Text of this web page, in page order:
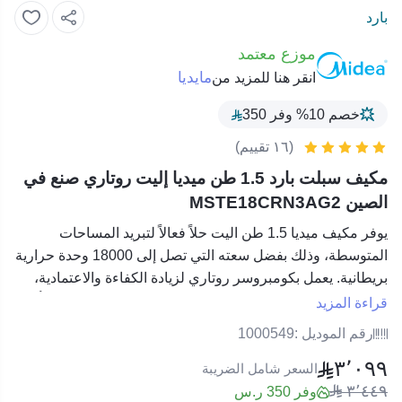
بارد
موزع معتمد
انقر هنا للمزيد منمايديا
خصم 10% وفر 350
(١٦ تقييم)
مكيف سبلت بارد 1.5 طن ميديا إليت روتاري صنع في
الصين MSTE18CRN3AG2
يوفر مكيف ميديا 1.5 طن اليت حلاً فعالاً لتبريد المساحات
المتوسطة، وذلك بفضل سعته التي تصل إلى 18000 وحدة حرارية
بريطانية. يعمل بكومبروسر روتاري لزيادة الكفاءة والاعتمادية،
ويوفر توزيع هواء متساوي مع مستوى ضوضاء منخفض لبيئة أكثر
المساحات الداخلية، بلون أبيض هادئ يمنحه مظهراً متناسقاً مع
الديكور، يساهم هذا النظام في تحقيق توازن بين الأداء العالي
واستهلاك الطاقة الاقتصادي.
قراءة المزيد
رقم الموديل :1000549
٣٬٠٩٩ السعر شامل الضريبة
٣٬٤٤٩ وفر 350 ر.س